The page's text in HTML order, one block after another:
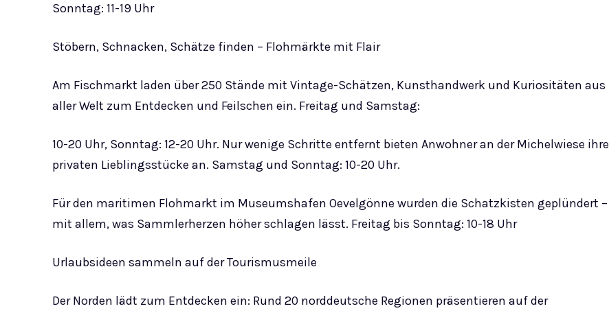
Sonntag: 11-19 Uhr
Stöbern, Schnacken, Schätze finden – Flohmärkte mit Flair
Am Fischmarkt laden über 250 Stände mit Vintage-Schätzen, Kunsthandwerk und Kuriositäten aus
aller Welt zum Entdecken und Feilschen ein. Freitag und Samstag:
10-20 Uhr, Sonntag: 12-20 Uhr. Nur wenige Schritte entfernt bieten Anwohner an der Michelwiese ihre
privaten Lieblingsstücke an. Samstag und Sonntag: 10-20 Uhr.
Für den maritimen Flohmarkt im Museumshafen Oevelgönne wurden die Schatzkisten geplündert –
mit allem, was Sammlerherzen höher schlagen lässt. Freitag bis Sonntag: 10-18 Uhr
Urlaubsideen sammeln auf der Tourismusmeile
Der Norden lädt zum Entdecken ein: Rund 20 norddeutsche Regionen präsentieren auf der